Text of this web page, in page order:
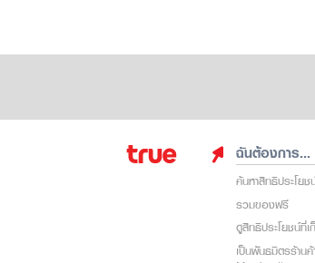
ฉันต้องการ...
ค้นหาสิทธิประโยช
รวมของฟรี
ดูสิทธิประโยชน์ที่เ
เป็นพันธมิตรร้าน